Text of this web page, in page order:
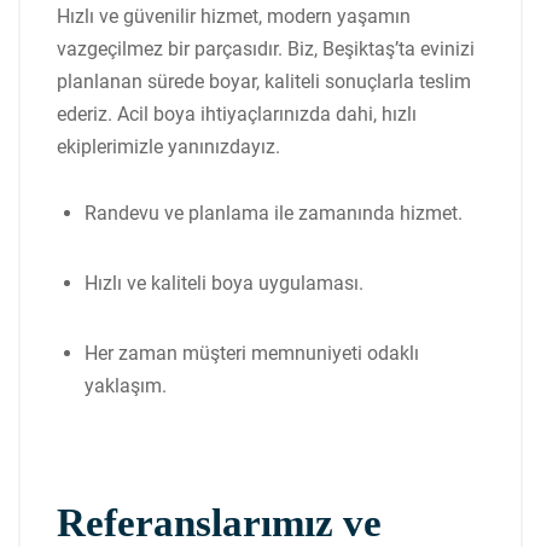
Hızlı ve güvenilir hizmet, modern yaşamın
vazgeçilmez bir parçasıdır. Biz, Beşiktaş’ta evinizi
planlanan sürede boyar, kaliteli sonuçlarla teslim
ederiz. Acil boya ihtiyaçlarınızda dahi, hızlı
ekiplerimizle yanınızdayız.
Randevu ve planlama ile zamanında hizmet.
Hızlı ve kaliteli boya uygulaması.
Her zaman müşteri memnuniyeti odaklı
yaklaşım.
Referanslarımız ve